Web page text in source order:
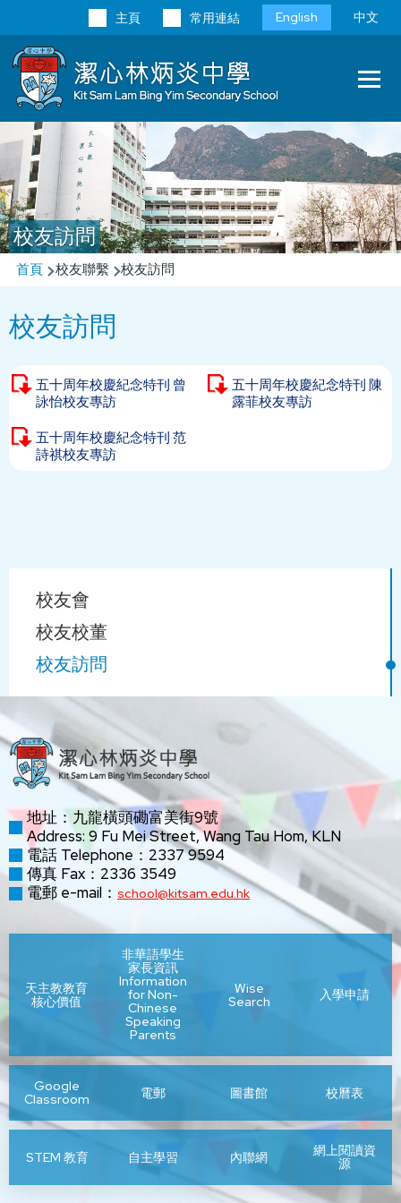
Language
switcher
English 中文
常用連結
主頁
校友訪問
導
連
首頁 校友聯繫 校友訪問
校友訪問
五十周年校慶紀念特刊 曾
詠怡校友專訪
五十周年校慶紀念特刊 陳
露菲校友專訪
五十周年校慶紀念特刊 范
詩祺校友專訪
Main
navigation
校友會
校友校董
校友訪問
地址：九龍橫頭磡富美街9號
Address: 9 Fu Mei Street, Wang Tau Hom, KLN
電話 Telephone：2337 9594
傳真 Fax：2336 3549
電郵 e-mail： school@kitsam.edu.hk
天主教教育
核心價值
非華語學生
家長資訊
Information
for Non-
Chinese
Speaking
Parents
Wise
Search
入學申請
Google
Classroom
電郵 圖書館 校曆表
STEM 教育 自主學習 內聯網
網上閱讀資
源